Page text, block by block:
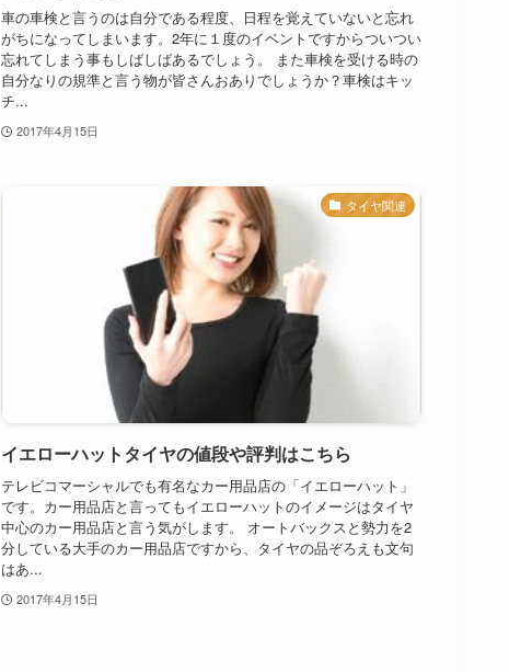
車の車検と言うのは自分である程度、日程を覚えていないと忘れ
がちになってしまいます。2年に１度のイベントですからついつい
忘れてしまう事もしばしばあるでしょう。 また車検を受ける時の
自分なりの規準と言う物が皆さんおありでしょうか？車検はキッ
チ...
2017年4月15日
タイヤ関連
イエローハットタイヤの値段や評判はこちら
テレビコマーシャルでも有名なカー用品店の「イエローハット」
です。カー用品店と言ってもイエローハットのイメージはタイヤ
中心のカー用品店と言う気がします。 オートバックスと勢力を2
分している大手のカー用品店ですから、タイヤの品ぞろえも文句
はあ...
2017年4月15日